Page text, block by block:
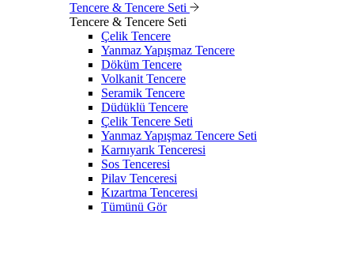
Tencere & Tencere Seti
Tencere & Tencere Seti
Çelik Tencere
Yanmaz Yapışmaz Tencere
Döküm Tencere
Volkanit Tencere
Seramik Tencere
Düdüklü Tencere
Çelik Tencere Seti
Yanmaz Yapışmaz Tencere Seti
Karnıyarık Tenceresi
Sos Tenceresi
Pilav Tenceresi
Kızartma Tenceresi
Tümünü Gör